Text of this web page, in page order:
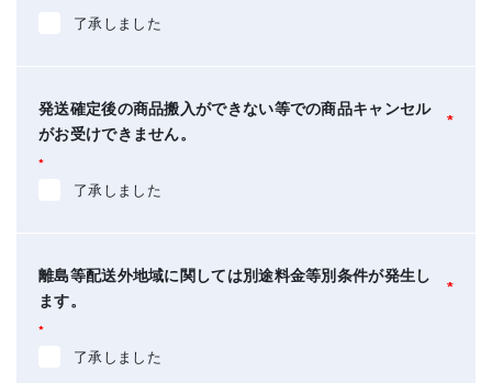
了承しました
発送確定後の商品搬入ができない等での商品キャンセル
がお受けできません。
*
*
了承しました
離島等配送外地域に関しては別途料金等別条件が発生し
ます。
*
*
了承しました